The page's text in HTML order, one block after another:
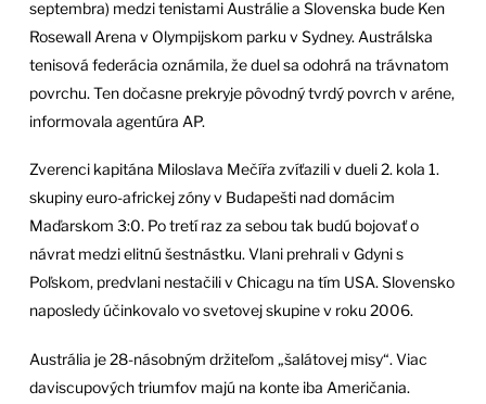
septembra) medzi tenistami Austrálie a Slovenska bude Ken
Rosewall Arena v Olympijskom parku v Sydney. Austrálska
tenisová federácia oznámila, že duel sa odohrá na trávnatom
povrchu. Ten dočasne prekryje pôvodný tvrdý povrch v aréne,
informovala agentúra AP.
Zverenci kapitána Miloslava Mečířa zvíťazili v dueli 2. kola 1.
skupiny euro-africkej zóny v Budapešti nad domácim
Maďarskom 3:0. Po tretí raz za sebou tak budú bojovať o
návrat medzi elitnú šestnástku. Vlani prehrali v Gdyni s
Poľskom, predvlani nestačili v Chicagu na tím USA. Slovensko
naposledy účinkovalo vo svetovej skupine v roku 2006.
Austrália je 28-násobným držiteľom „šalátovej misy“. Viac
daviscupových triumfov majú na konte iba Američania.